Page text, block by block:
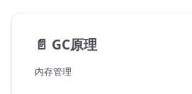
📄️ GC原理
内存管理